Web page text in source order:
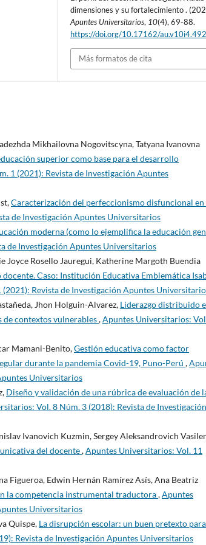
dimensiones y su fortalecimiento .
Apuntes Universitarios, 10(4), 69-88.
https://doi.org/10.17162/au.v10i4.492
Más formatos de cita
Mikhailovna Nogovitscyna, Tatyana Ivanovna
superior como base para el desarrollo
1 (2021): Revista de Investigación Apuntes
Caracterización del perfeccionismo disfuncional en
de Investigación Apuntes Universitarios
moderna (como lo ejemplifica la educación
de Investigación Apuntes Universitarios
Joyce Rosello Jauregui, Katherine Margoth Buendia
Caso: Institución Educativa Emblemática
Revista de Investigación Apuntes
Jhon Holguin-Alvarez, Liderazgo distribuido
de contextos vulnerables,Apuntes Universitarios:
Mamani-Benito,Gestión educativa como factor
durante la pandemia Covid-19, Puno-Perú ,
Universitarios
Diseño y validación de una rúbrica de evaluación de
Vol. 8 Núm. 3 (2018): Revista de Investigación
Ivanovich Kuzmin, Sergey Aleksandrovich
del docente,Apuntes Universitarios: Vol. 11
Figueroa, Edwin Hernán Ramírez Asís, Ana Beatriz
la competencia instrumental traductora,Apuntes
Universitarios
Quispe, La disrupción escolar: un buen pretexto
Revista de Investigación Apuntes Universitarios